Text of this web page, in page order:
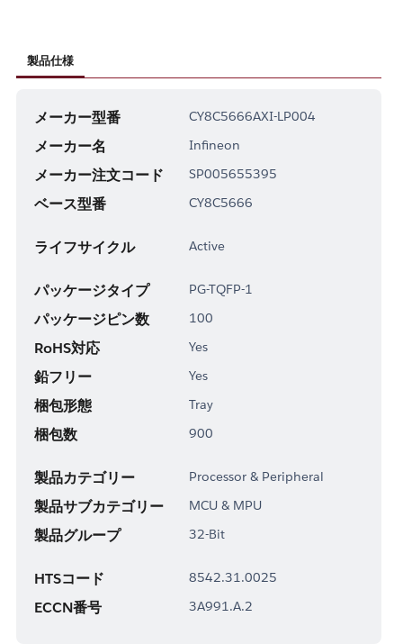
製品仕様
メーカー型番 CY8C5666AXI-LP004
メーカー名 Infineon
メーカー注文コード SP005655395
ベース型番 CY8C5666
ライフサイクル Active
パッケージタイプ PG-TQFP-1
パッケージピン数 100
RoHS対応 Yes
鉛フリー Yes
梱包形態 Tray
梱包数 900
製品カテゴリー Processor & Peripheral
製品サブカテゴリー MCU & MPU
製品グループ 32-Bit
HTSコード 8542.31.0025
ECCN番号 3A991.A.2